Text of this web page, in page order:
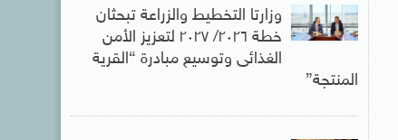
وزارتا التخطيط والزراعة تبحثان
خطة ٢٠٢٦/ ٢٠٢٧ لتعزيز الأمن
الغذائى وتوسيع مبادرة “القرية
المنتجة”